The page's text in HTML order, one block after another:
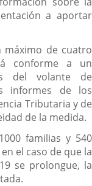
a aportar
máximo de cuatro
conforme a un
del volante de
informes de los
Tributaria y de
de la medida.
familias y 540
el caso de que la
se prolongue, la